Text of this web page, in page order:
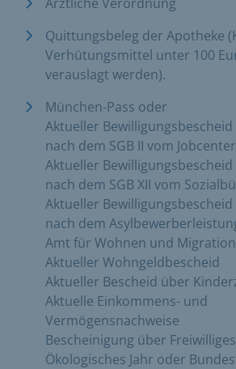
Quittungsbeleg der Apotheke
Verhütungsmittel unter 100
verauslagt werden).
München-Pass oder
Aktueller
nach dem SGB II vom Jobcenter
Aktueller
nach dem SGB XII vom
Aktueller
nach dem
Amt für Wohnen und Migration
Aktueller Wohngeldbescheid
Aktueller Bescheid über
Aktuelle Einkommens- und
Vermögensnachweise
Bescheinigung über
Ökologisches Jahr oder